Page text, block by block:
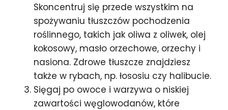
Skoncentruj się przede wszystkim na
spożywaniu tłuszczów pochodzenia
roślinnego, takich jak oliwa z oliwek, olej
kokosowy, masło orzechowe, orzechy i
nasiona. Zdrowe tłuszcze znajdziesz
także w rybach, np. łososiu czy halibucie.
Sięgaj po owoce i warzywa o niskiej
zawartości węglowodanów, które